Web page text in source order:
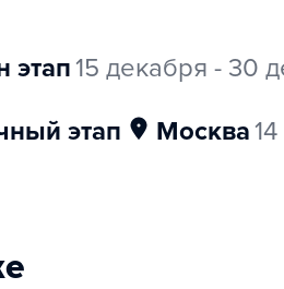
этап 15 декабря - 30
этап
Москва